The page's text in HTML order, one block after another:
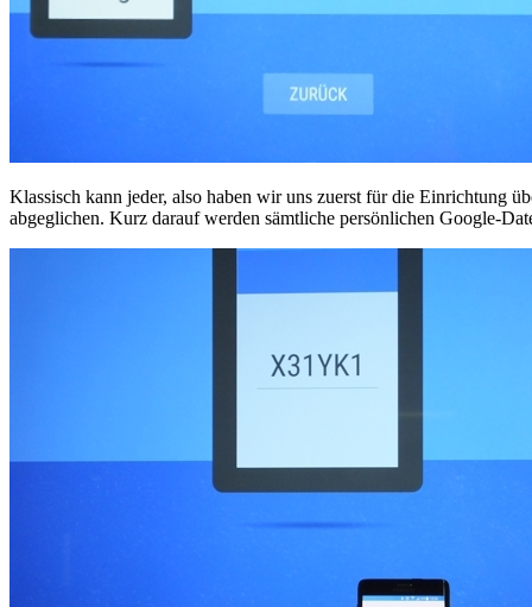
Klassisch kann jeder, also haben wir uns zuerst für die Einrichtung
abgeglichen. Kurz darauf werden sämtliche persönlichen Google-